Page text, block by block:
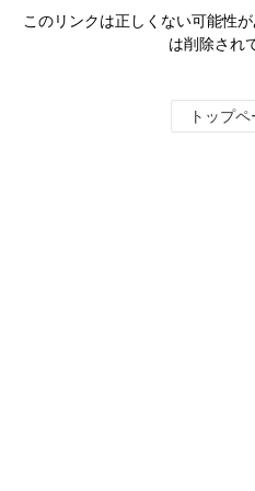
このリンクは正しくない可能性
は削除され
トップペ